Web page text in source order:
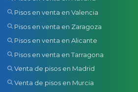
Pisos en venta en Valencia
Pisos en venta en Zaragoza
Pisos en venta en Alicante
Pisos en venta en Tarragona
Venta de pisos en Madrid
Venta de pisos en Murcia